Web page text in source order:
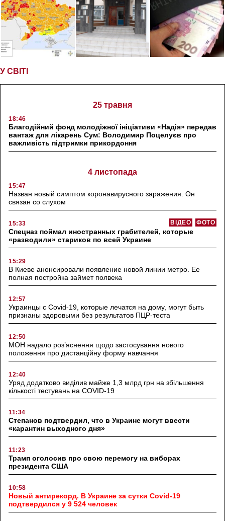
У СВІТІ
25 травня
18:46
Благодійний фонд молодіжної ініціативи «Надія» передав
вантаж для лікарень Сум: Володимир Поцелуєв про
важливість підтримки прикордоння
4 листопада
15:47
Назван новый симптом коронавирусного заражения. Он
связан со слухом
15:33 ФОТО
ВІДЕО
Спецназ поймал иностранных грабителей, которые
«разводили» стариков по всей Украине
15:29
В Киеве анонсировали появление новой линии метро. Ее
полная постройка займет полвека
12:57
Украинцы с Covid-19, которые лечатся на дому, могут быть
признаны здоровыми без результатов ПЦР-теста
12:50
МОН надало роз’яснення щодо застосування нового
положення про дистанційну форму навчання
12:40
Уряд додатково виділив майже 1,3 млрд грн на збільшення
кількості тестувань на COVID-19
11:34
Степанов подтвердил, что в Украине могут ввести
«карантин выходного дня»
11:23
Трамп оголосив про свою перемогу на виборах
президента США
10:58
Новый антирекорд. В Украине за сутки Covid-19
подтвердился у 9 524 человек